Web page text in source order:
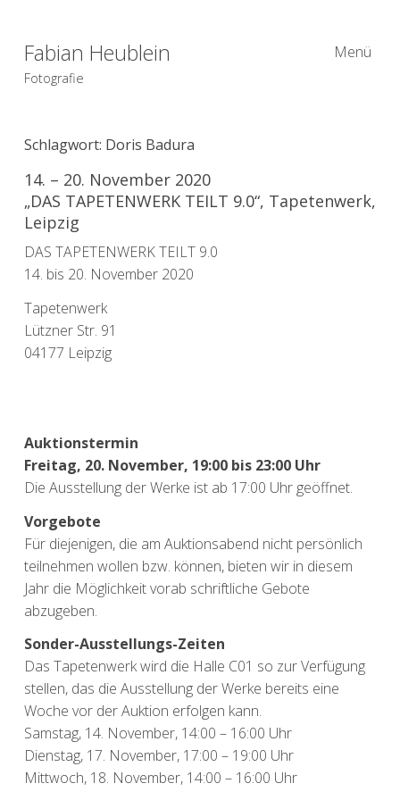
Fabian Heublein
Fotografie
Menü
Schlagwort: Doris Badura
14. – 20. November 2020
„DAS TAPETENWERK TEILT 9.0“, Tapetenwerk,
Leipzig
DAS TAPETENWERK TEILT 9.0
14. bis 20. November 2020
Tapetenwerk
Lützner Str. 91
04177 Leipzig
Auktionstermin
Freitag, 20. November, 19:00 bis 23:00 Uhr
Die Ausstellung der Werke ist ab 17:00 Uhr geöffnet.
Vorgebote
Für diejenigen, die am Auktionsabend nicht persönlich
teilnehmen wollen bzw. können, bieten wir in diesem
Jahr die Möglichkeit vorab schriftliche Gebote
abzugeben.
Sonder-Ausstellungs-Zeiten
Das Tapetenwerk wird die Halle C01 so zur Verfügung
stellen, das die Ausstellung der Werke bereits eine
Woche vor der Auktion erfolgen kann.
Samstag, 14. November, 14:00 – 16:00 Uhr
Dienstag, 17. November, 17:00 – 19:00 Uhr
Mittwoch, 18. November, 14:00 – 16:00 Uhr